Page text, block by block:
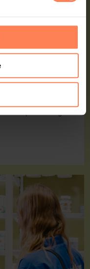
og fire andre
der passer til dig.